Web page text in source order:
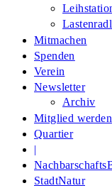
Mitmachen
Spenden
Verein
Newsletter
Archiv
Mitglied werden
Quartier
|
StadtNatur